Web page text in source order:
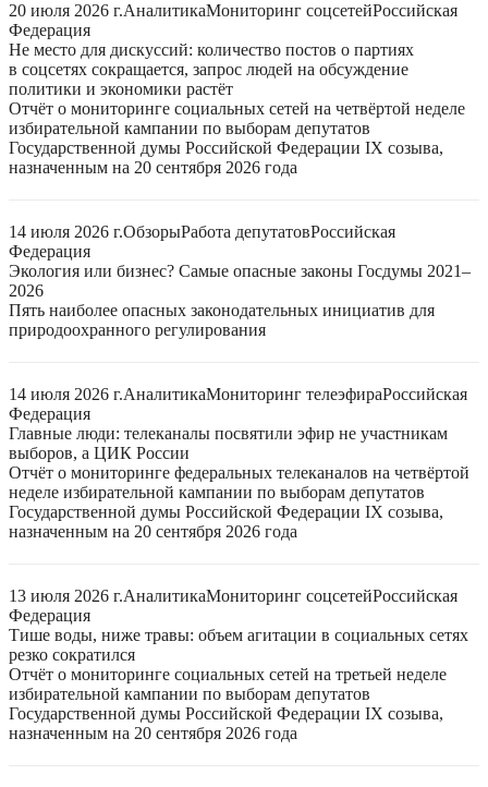
20 июля 2026 г.АналитикаМониторинг соцсетейРоссийская
Федерация
Не место для дискуссий: количество постов о партиях
в соцсетях сокращается, запрос людей на обсуждение
политики и экономики растёт
Отчёт о мониторинге социальных сетей на четвёртой неделе
избирательной кампании по выборам депутатов
Государственной думы Российской Федерации IX созыва,
назначенным на 20 сентября 2026 года
14 июля 2026 г.ОбзорыРабота депутатовРоссийская
Федерация
Экология или бизнес? Самые опасные законы Госдумы 2021–
2026
Пять наиболее опасных законодательных инициатив для
природоохранного регулирования
14 июля 2026 г.АналитикаМониторинг телеэфираРоссийская
Федерация
Главные люди: телеканалы посвятили эфир не участникам
выборов, а ЦИК России
Отчёт о мониторинге федеральных телеканалов на четвёртой
неделе избирательной кампании по выборам депутатов
Государственной думы Российской Федерации IX созыва,
назначенным на 20 сентября 2026 года
13 июля 2026 г.АналитикаМониторинг соцсетейРоссийская
Федерация
Тише воды, ниже травы: объем агитации в социальных сетях
резко сократился
Отчёт о мониторинге социальных сетей на третьей неделе
избирательной кампании по выборам депутатов
Государственной думы Российской Федерации IX созыва,
назначенным на 20 сентября 2026 года